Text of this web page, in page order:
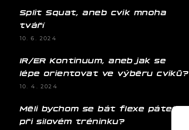
Split Squat, aneb cvik mnoha
tváří
10. 6. 2024
IR/ER Kontinuum, aneb jak se
lépe orientovat ve výběru cviků?
10. 4. 2024
Měli bychom se bát flexe páteře
při silovém tréninku?